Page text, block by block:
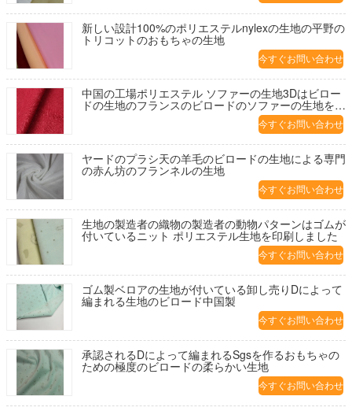
新しい設計100%のポリエステルnylexの生地の平野の
トリコットのおもちゃの生地
今すぐお問い合わせ
中国の工場ポリエステル ソファーの生地3Dはビロー
ドの生地のフランスのビロードのソファーの生地を浮
今すぐお問い合わせ
ヤードのプラシ天の羊毛のビロードの生地による専門
の赤ん坊のフランネルの生地
今すぐお問い合わせ
生地の製造者の織物の製造者の動物パターンはゴムが
付いているニット ポリエステル生地を印刷しました
今すぐお問い合わせ
ゴム製ベロアの生地が付いている卸し売りDによって
編まれる生地のビロード中国製
今すぐお問い合わせ
承認されるDによって編まれるSgsを作るおもちゃの
ための極度のビロードの柔らかい生地
今すぐお問い合わせ